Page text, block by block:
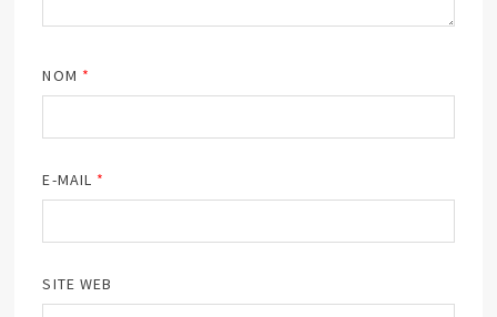
NOM *
E-MAIL *
SITE WEB